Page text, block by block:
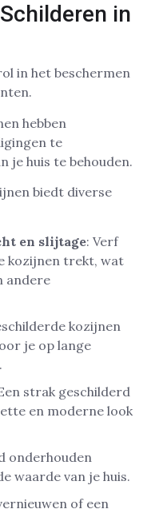
in
in het beschermen
hebben
te
je huis te behouden.
biedt diverse
en slijtage: Verf
kozijnen trekt, wat
andere
kozijnen
je op lange
strak geschilderd
en moderne look
onderhouden
waarde van je huis.
of een